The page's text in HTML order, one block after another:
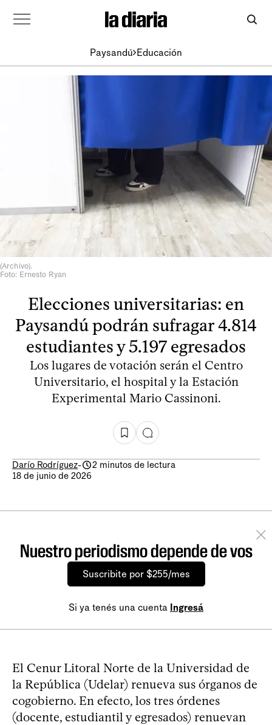
Paysandú Educación
(Archivo).
Foto: Ernesto Ryan
Elecciones universitarias: en
Paysandú podrán sufragar 4.814
estudiantes y 5.197 egresados
Los lugares de votación serán el Centro
Universitario, el hospital y la Estación
Experimental Mario Cassinoni.
Darío Rodríguez-
2 minutos de lectura
18 de junio de 2026
Nuestro periodismo depende de vos
Suscribite por $255/mes
Si ya tenés una cuenta Ingresá
El Cenur Litoral Norte de la Universidad de
la República (Udelar) renueva sus órganos de
cogobierno. En efecto, los tres órdenes
(docente, estudiantil y egresados) renuevan